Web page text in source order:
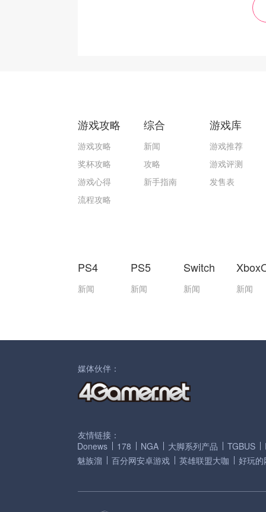
游戏攻略
游戏攻略
奖杯攻略
游戏心得
流程攻略
综合
新闻
攻略
新手指南
游戏库
游戏推荐
游戏评测
发售表
PS4
新闻
PS5
新闻
Switch
新闻 新闻
媒体伙伴：
友情链接：
Donews
178 NGA 大脚系列产品 TGBUS
魅族溜
百分网安卓游戏 英雄联盟大咖 好玩的